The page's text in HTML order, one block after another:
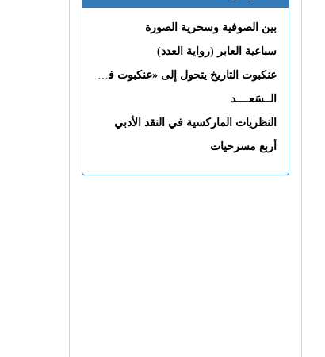
بين الصوفية وسحرية الصورة
سباعية العابر (رواية العدد)
عنكبوت التاريخ يتحول إلى «عنكبوت فى القلب»
الــسَعــــد
النظريات الماركسية في النقد الأدبي
أربع مسرحيات